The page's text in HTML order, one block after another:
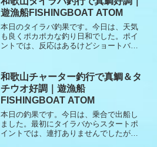
いお魚リリースありがとうございます。
本日もありがとうございました😊
遊漁船FISHINGBOAT ATOM
本日のタイラバ釣果です。今日は、天気
も良くポカポカな釣り日和でした。ポイ
ントでは、反応はあるけどショートバイ
和歌山チャーター釣行で真鯛＆タ
チウオ好調｜遊漁船
FISHINGBOAT ATOM
本日の釣果です。今日は、乗合で出船し
ました。最初にタイラバからスタートポ
イントでは、連打ありませんでしたが、